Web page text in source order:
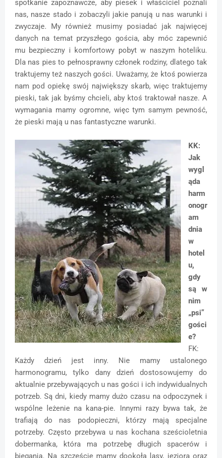
spotkanie zapoznawcze, aby piesek i właściciel poznali
nas, nasze stado i zobaczyli jakie panują u nas warunki i
zwyczaje. My również musimy posiadać jak najwięcej
danych na temat przyszłego gościa, aby móc zapewnić
mu bezpieczny i komfortowy pobyt w naszym hoteliku.
Dla nas pies to pełnosprawny członek rodziny, dlatego tak
traktujemy też naszych gości. Uważamy, że ktoś powierza
nam pod opiekę swój największy skarb, więc traktujemy
pieski, tak jak byśmy chcieli, aby ktoś traktował nasze. A
wymagania mamy ogromne, więc tym samym pewność,
że pieski mają u nas fantastyczne warunki.
KK:
Jak
wygl
ąda
harm
onogr
am
dnia
w
hotel
u,
gdy
są w
nim
„psi”
gości
e?
FK:
Każdy dzień jest inny. Nie mamy ustalonego
harmonogramu, tylko dany dzień dostosowujemy do
aktualnie przebywających u nas gości i ich indywidualnych
potrzeb. Są dni, kiedy mamy dużo czasu na odpoczynek i
wspólne leżenie na kana-pie. Innymi razy bywa tak, że
trafiają do nas podopieczni, którzy mają specjalne
potrzeby. Często przebywa u nas kochana sześcioletnia
dobermanka, która ma potrzebę długich spacerów i